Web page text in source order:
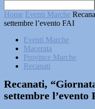
Home Eventi Marche
settembre l’evento FAI
Eventi Marche
Macerata
Province Marche
Recanati
Recanati,
settembre l’evento